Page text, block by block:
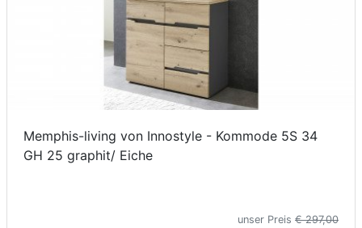
Memphis-living von Innostyle - Kommode 5S 34
GH 25 graphit/ Eiche
unser Preis € 297,00